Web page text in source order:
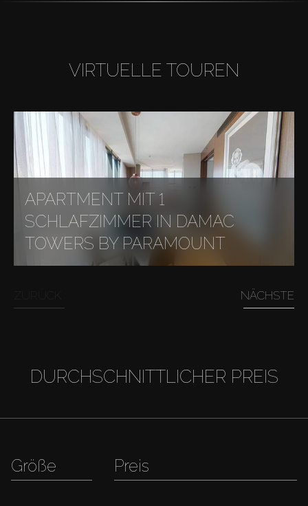
VIRTUELLE TOUREN
APARTMENT MIT 1
SCHLAFZIMMER IN DAMAC
TOWERS BY PARAMOUNT
NÄCHSTE
DURCHSCHNITTLICHER PREIS
Größe Preis